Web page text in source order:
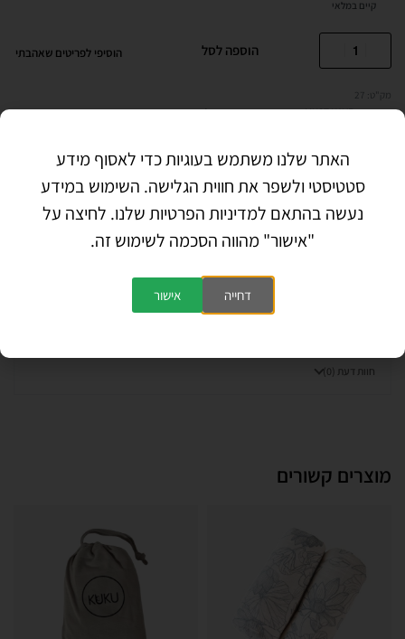
קיים במלאי
הוספה לסל הוסיפי לפריטים שאהבתי
27
קטגוריות:MUST HAVE
,שמיכות, סדינים ומגבות לתינוקות
תיאור
לשמירה על רכות הבד מומלץ ליבש בצל ולא במייבש.
חוות דעת (0)
מוצרים קשורים
האתר שלנו משתמש בעוגיות כדי לאסוף מידע
סטטיסטי ולשפר את חווית הגלישה. השימוש במידע
נעשה בהתאם למדיניות הפרטיות שלנו. לחיצה על
"אישור" מהווה הסכמה לשימוש זה.
דחייה אישור